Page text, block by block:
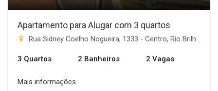
Apartamento para Alugar com 3 quartos
Rua Sidney Coelho Nogueira, 1333 - Centro, Rio Brilhante-MS
3 Quartos 2 Banheiros 2 Vagas
Mais informações